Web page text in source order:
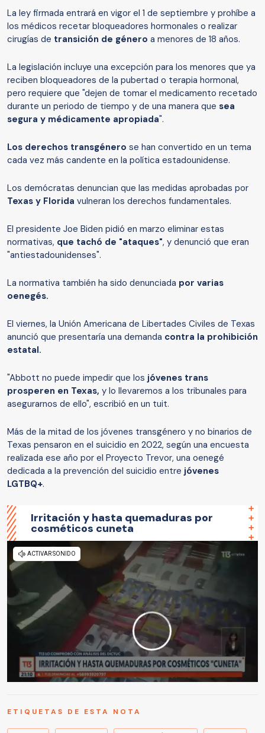
La ley firmada entrará en vigor el 1 de septiembre y prohíbe a
los médicos recetar bloqueadores hormonales o realizar
cirugías de transición de género a menores de 18 años.
La legislación incluye una excepción para los menores que ya
reciben bloqueadores de la pubertad o terapia hormonal,
pero requiere que "dejen de tomar el medicamento recetado
durante un periodo de tiempo y de una manera que sea
segura y médicamente apropiada".
Los derechos transgénero se han convertido en un tema
cada vez más candente en la política estadounidense.
Los demócratas denuncian que las medidas aprobadas por
Texas y Florida vulneran los derechos fundamentales.
El presidente Joe Biden pidió en marzo eliminar estas
normativas, que tachó de "ataques", y denunció que eran
"antiestadounidenses".
La normativa también ha sido denunciada por varias
oenegés.
El viernes, la Unión Americana de Libertades Civiles de Texas
anunció que presentaría una demanda contra la prohibición
estatal.
"Abbott no puede impedir que los jóvenes trans
prosperen en Texas, y lo llevaremos a los tribunales para
asegurarnos de ello", escribió en un tuit.
Más de la mitad de los jóvenes transgénero y no binarios de
Texas pensaron en el suicidio en 2022, según una encuesta
realizada ese año por el Proyecto Trevor, una oenegé
dedicada a la prevención del suicidio entre jóvenes
LGTBQ+.
Irritación y hasta quemaduras por
cosméticos cuneta
ETIQUETAS DE ESTA NOTA